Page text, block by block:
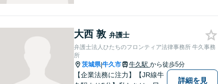
県香取市や銚子市などにお住
まいの皆さまからのご相談も
積極的にお受けしています。
大西 敦 弁護士
弁護士法人ひたちのフロンティア法律事務所 牛久事務
所
茨城県|牛久市 牛久駅 から徒歩5分
【企業法務に注力】【JR線牛
詳細を見